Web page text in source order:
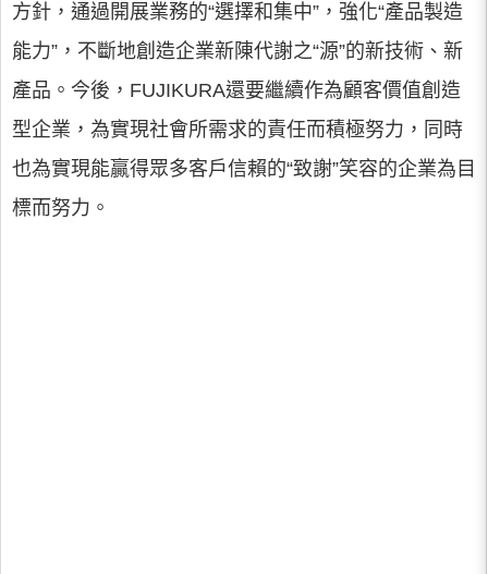
方針，通過開展業務的“選擇和集中”，強化“產品製造
能力”，不斷地創造企業新陳代謝之“源”的新技術、新
產品。今後，FUJIKURA還要繼續作為顧客價值創造
型企業，為實現社會所需求的責任而積極努力，同時
也為實現能贏得眾多客戶信賴的“致謝”笑容的企業為目
標而努力。